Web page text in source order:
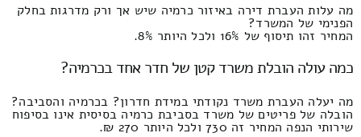
מה עלות העברת דירה באיזור כרמיה שיש אך ורק מדרגות בחלק
הפנימי של המשרד?
המחיר זהו תיסוף של 16% ולכל היותר 8%.
כמה עולה הובלת משרד קטן של חדר אחד בכרמיה?
מה יעלה העברת משרד נקודתי במידת חדרון? בכרמיה והסביבה?
הובלה של פריטים של משרד בסביבת כרמיה בסיסית אינו בסיפוח
שירותי הנפה המחיר זה 730 ולכל היותר 270 ₪.